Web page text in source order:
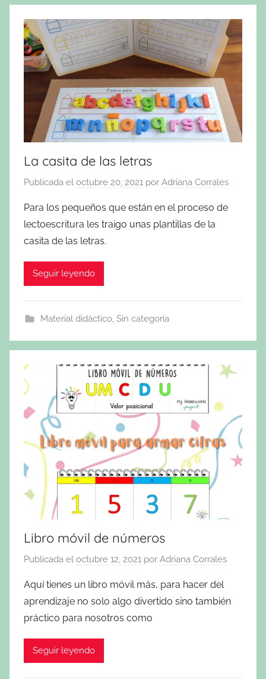
La casita de las letras
Publicada el octubre 20, 2021 por Adriana Corrales
Para los pequeños que están en el proceso de
lectoescritura les traigo unas plantillas de la
casita de las letras.
Seguir leyendo
Material didáctico, Sin categoría
Libro móvil de números
Publicada el octubre 12, 2021 por Adriana Corrales
Aquí tienes un libro móvil más, para hacer del
aprendizaje no solo algo divertido sino también
práctico para nosotros como
Seguir leyendo